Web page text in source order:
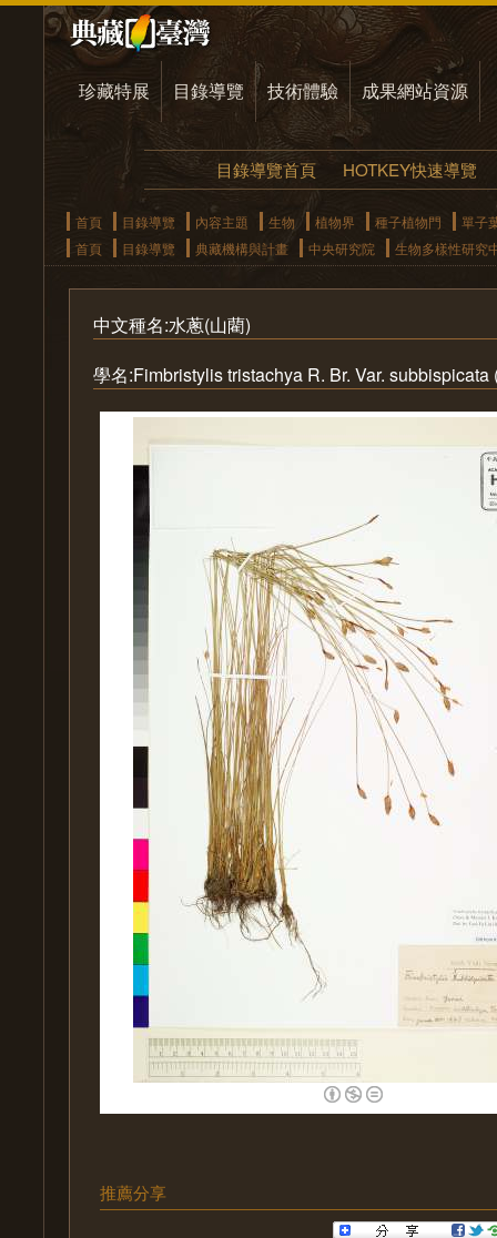
珍藏特展 目錄導覽 技術體驗 成果網站資源
目錄導覽首頁 HOTKEY快速導覽
首頁 目錄導覽 內容主題 生物 植物界 種子植物門
單子
首頁
目錄導覽 典藏機構與計畫 中央研究院 生物多樣性研究
中文種名:水蔥(山藺)
學名:Fimbristylis tristachya R. Br. Var.
推薦分享